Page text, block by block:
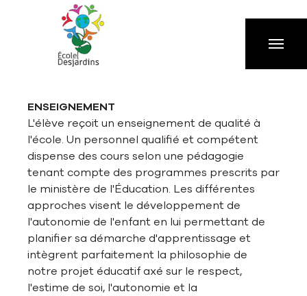
Aller à la navigation principale
Aller au contenu principal
Passer au pied de page
ENSEIGNEMENT
L'élève reçoit un enseignement de qualité à
l'école. Un personnel qualifié et compétent
dispense des cours selon une pédagogie
tenant compte des programmes prescrits par
le ministère de l'Éducation. Les différentes
approches visent le développement de
l'autonomie de l'enfant en lui permettant de
planifier sa démarche d'apprentissage et
intègrent parfaitement la philosophie de
notre projet éducatif axé sur le respect,
l'estime de soi, l'autonomie et la